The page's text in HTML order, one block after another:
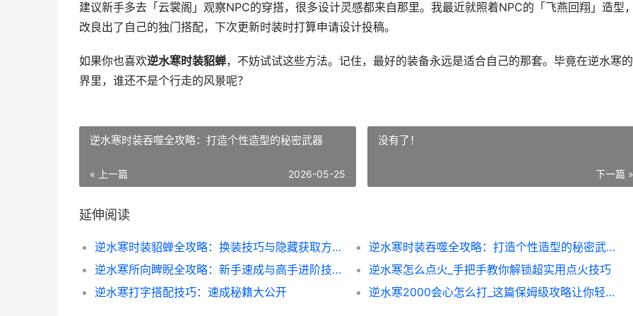
建议新手多去「云裳阁」观察NPC的穿搭，很多设计灵感都来自那里。我最近就照着NPC的「飞燕回翔」造型，
改良出了自己的独门搭配，下次更新时装时打算申请设计投稿。
如果你也喜欢逆水寒时装貂蝉，不妨试试这些方法。记住，最好的装备永远是适合自己的那套。毕竟在逆水寒
界里，谁还不是个行走的风景呢？
逆水寒时装吞噬全攻略：打造个性造型的秘密武器
« 上一篇 2026-05-25
没有了！
下一篇 »
延伸阅读
逆水寒时装貂蝉全攻略：换装技巧与隐藏获取方式揭秘
逆水寒时装吞噬全攻略：打造个性造型的秘密武器
逆水寒所向睥睨全攻略：新手速成与高手进阶技巧
逆水寒怎么点火_手把手教你解锁超实用点火技巧
逆水寒打字搭配技巧：速成秘籍大公开
逆水寒2000会心怎么打_这篇保姆级攻略让你轻松拿捏机制